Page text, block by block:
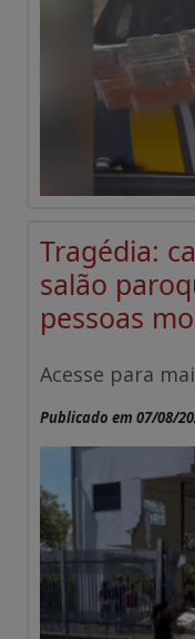
Tragédia:
salão
pessoas
Acesse para
Publicado em 07/08/